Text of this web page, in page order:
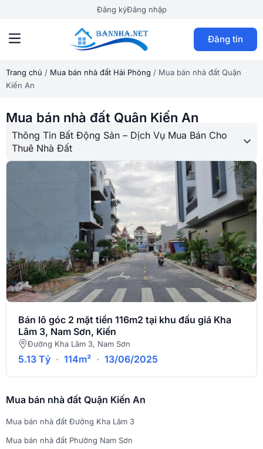
Đăng kýĐăng nhập
Đăng tin
Trang chủ / Mua bán nhà đất Hải Phòng / Mua bán nhà đất Quận
Kiến An
Mua bán nhà đất Quận Kiến An
Thông Tin Bất Động Sản – Dịch Vụ Mua Bán Cho
Thuê Nhà Đất
Bán lô góc 2 mặt tiền 116m2 tại khu đấu giá Kha
Lâm 3, Nam Sơn, Kiến
Đường Kha Lâm 3, Nam Sơn
5.13 Tỷ · 114m² · 13/06/2025
Mua bán nhà đất Quận Kiến An
Mua bán nhà đất Đường Kha Lâm 3
Mua bán nhà đất Phường Nam Sơn